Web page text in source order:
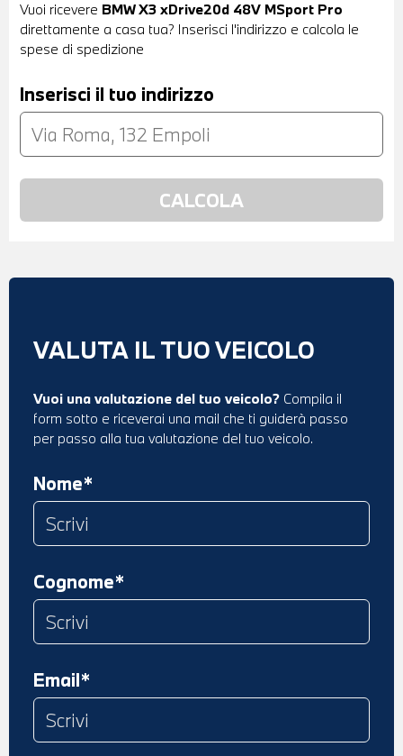
Vuoi ricevere BMW X3 xDrive20d 48V MSport Pro
direttamente a casa tua? Inserisci l'indirizzo e calcola le
spese di spedizione
Inserisci il tuo indirizzo
VALUTA IL TUO VEICOLO
Vuoi una valutazione del tuo veicolo? Compila il
form sotto e riceverai una mail che ti guiderà passo
per passo alla tua valutazione del tuo veicolo.
Nome*
Cognome*
Email*